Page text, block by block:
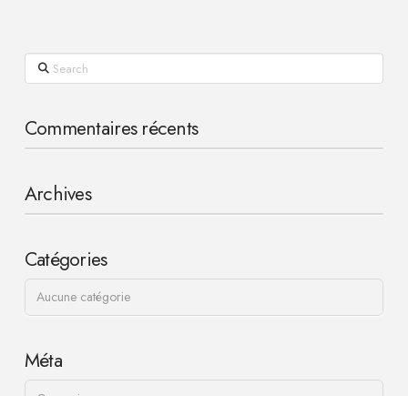
Search
Commentaires récents
Archives
Catégories
Aucune catégorie
Méta